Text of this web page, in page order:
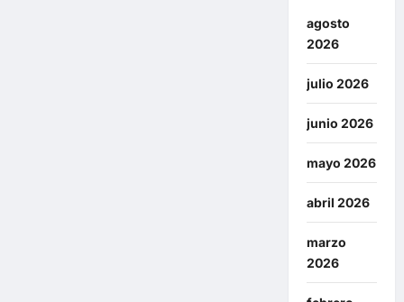
agosto
2026
julio 2026
junio 2026
mayo 2026
abril 2026
marzo
2026